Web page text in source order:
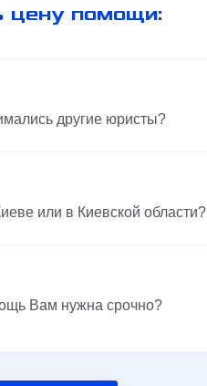
цену помощи:
другие юристы?
или в Киевской области?
Вам нужна срочно?